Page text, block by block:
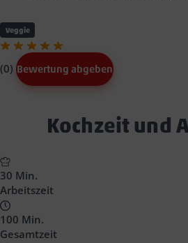
Veggie
(0) Bewertung abgeben
Text
Headline
Kochzeit und
30 Min.
Arbeitszeit
100 Min.
Gesamtzeit